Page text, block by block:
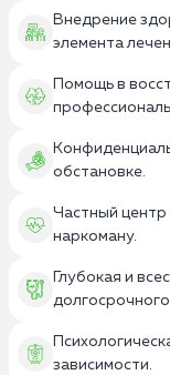
Внедрение
элемента
Помощь в
обстановке.
Частный
наркоману.
Глубокая и
зависимости.